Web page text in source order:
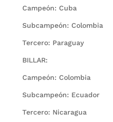
Campeón: Cuba
Subcampeón: Colombia
Tercero: Paraguay
BILLAR:
Campeón: Colombia
Subcampeón: Ecuador
Tercero: Nicaragua